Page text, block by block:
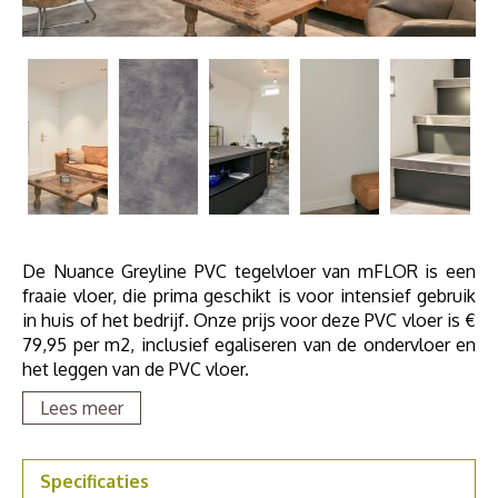
De Nuance Greyline PVC tegelvloer van mFLOR is een
fraaie vloer, die prima geschikt is voor intensief gebruik
in huis of het bedrijf. Onze prijs voor deze PVC vloer is €
79,95 per m2, inclusief egaliseren van de ondervloer en
het leggen van de PVC vloer.
Het heeft alle voordelen van mFLOR PVC vloeren en is
prima te combineren met vloerverwarming. Wij leveren
Lees meer
Specificaties